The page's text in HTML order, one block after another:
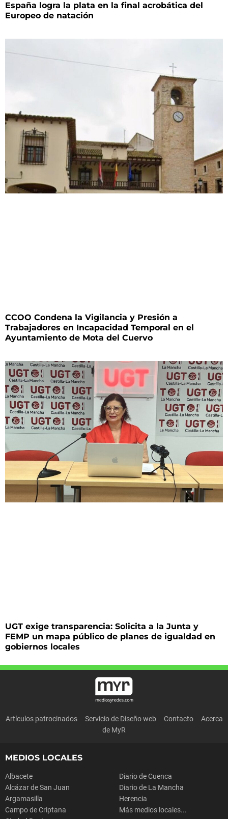
España logra la plata en la final acrobática del
Europeo de natación
CCOO Condena la Vigilancia y Presión a
Trabajadores en Incapacidad Temporal en el
Ayuntamiento de Mota del Cuervo
UGT exige transparencia: Solicita a la Junta y
FEMP un mapa público de planes de igualdad en
gobiernos locales
Artículos patrocinados Servicio de Diseño web Contacto
Acerca
de MyR
MEDIOS LOCALES
Albacete
Alcázar de San Juan
Argamasilla
Campo de Criptana
Diario de Cuenca
Diario de La Mancha
Herencia
Más medios locales...